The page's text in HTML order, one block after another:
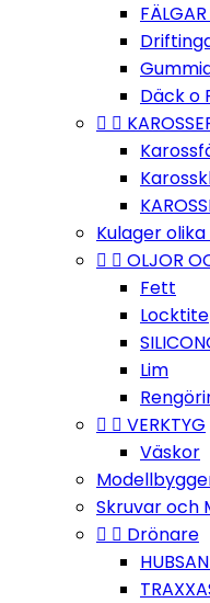
Däck o
 
Kulager
  OLJOR
Fett
Locktite
Lim
  VERKTYG
Väskor
Skruvar och
  Drönare